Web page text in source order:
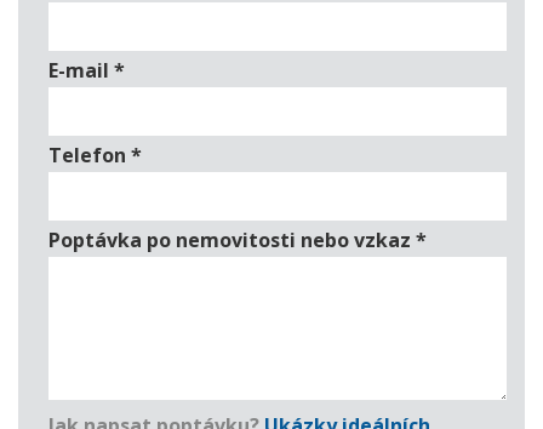
E-mail *
Telefon *
Poptávka po nemovitosti nebo vzkaz *